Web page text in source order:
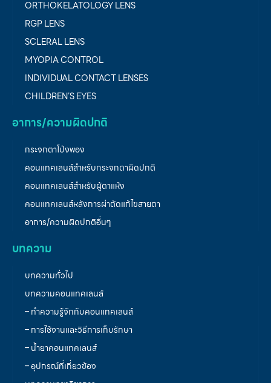
ORTHOKELATOLOGY LENS
RGP LENS
SCLERAL LENS
MYOPIA CONTROL
INDIVIDUAL CONTACT LENSES
CHILDREN’S EYES
อาการ/ความผิดปกติ
กระจกตาโป่งพอง
คอนแทคเลนส์สำหรับกระจกตาผิดปกติ
คอนแทคเลนส์สำหรับผู้ตาแห้ง
คอนแทคเลนส์หลังการผ่าตัดแก้ไขสายตา
อาการ/ความผิดปกติอื่นๆ
บทความ
บทความทั่วไป
บทความคอนแทคเลนส์
– ทำความรู้จักกับคอนแทคเลนส์
– การใช้งานและวิธีการเก็บรักษา
– น้ำยาคอนแทคเลนส์
– อุปกรณ์ที่เกี่ยวข้อง